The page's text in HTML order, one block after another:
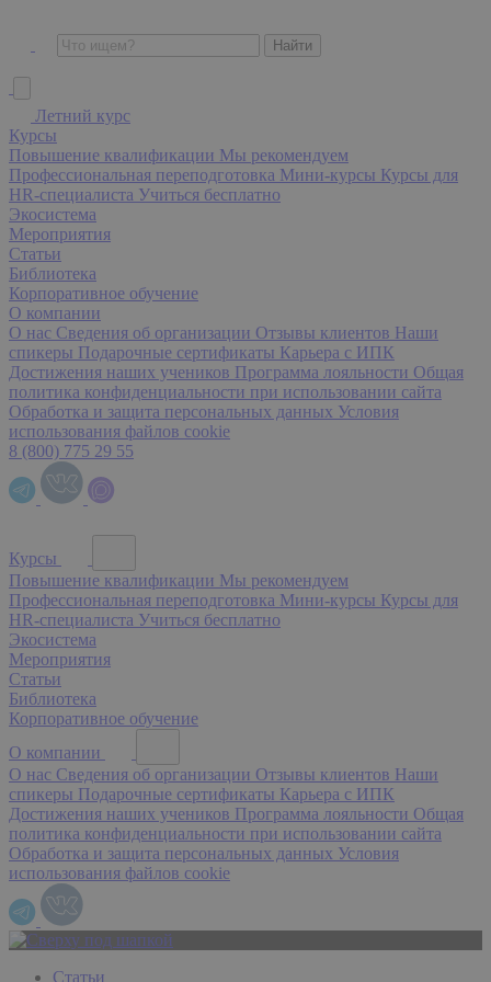
Летний курс
Курсы
Повышение квалификации Мы рекомендуем
Профессиональная переподготовка Мини-курсы Курсы для
HR-специалиста Учиться бесплатно
Экосистема
Мероприятия
Статьи
Библиотека
Корпоративное обучение
О компании
О нас Сведения об организации Отзывы клиентов Наши
спикеры Подарочные сертификаты Карьера с ИПК
Достижения наших учеников Программа лояльности Общая
политика конфиденциальности при использовании сайта
Обработка и защита персональных данных Условия
использования файлов cookie
8 (800) 775 29 55
Курсы
Повышение квалификации Мы рекомендуем
Профессиональная переподготовка Мини-курсы Курсы для
HR-специалиста Учиться бесплатно
Экосистема
Мероприятия
Статьи
Библиотека
Корпоративное обучение
О компании
О нас Сведения об организации Отзывы клиентов Наши
спикеры Подарочные сертификаты Карьера с ИПК
Достижения наших учеников Программа лояльности Общая
политика конфиденциальности при использовании сайта
Обработка и защита персональных данных Условия
использования файлов cookie
Статьи